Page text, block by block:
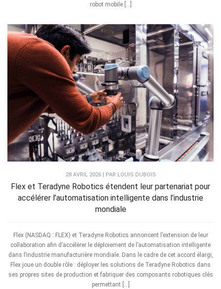
robot mobile […]
28 AVRIL 2026 | PAR LOUIS DUBOIS
Flex et Teradyne Robotics étendent leur partenariat pour
accélérer l’automatisation intelligente dans l’industrie
mondiale
Flex (NASDAQ : FLEX) et Teradyne Robotics annoncent l’extension de leur
collaboration afin d’accélérer le déploiement de l’automatisation intelligente
dans l’industrie manufacturière mondiale. Dans le cadre de cet accord élargi,
Flex joue un double rôle : déployer les solutions de Teradyne Robotics dans
ses propres sites de production et fabriquer des composants robotiques clés
permettant […]